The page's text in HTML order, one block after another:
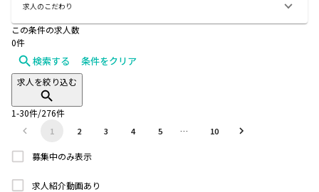
求人のこだわり
この条件の求人数
0件
検索する 条件をクリア
求人を絞り込む
1-30件/276件
1 2 3 4 5 … 10
募集中のみ表示
求人紹介動画あり